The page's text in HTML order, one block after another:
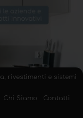
rivestimenti e sistemi
Chi Siamo
Contatti